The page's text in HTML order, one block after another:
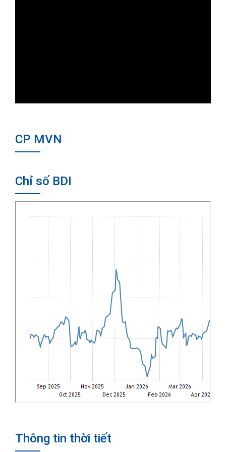
CP MVN
Chỉ số BDI
Thông tin thời tiết